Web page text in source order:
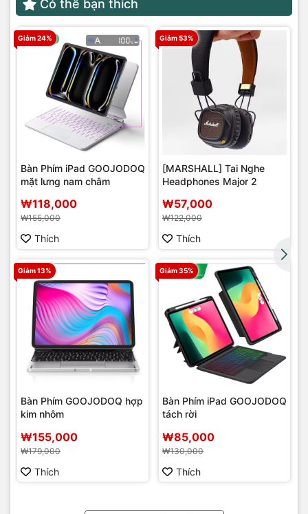
Có thể bạn thích
Giảm 24%
Bàn Phím iPad GOOJODOQ
mặt lưng nam châm
₩118,000
₩155,000
Thích
Giảm 53%
[MARSHALL] Tai Nghe
Headphones Major 2
₩57,000
₩122,000
Thích
Giảm 13%
Bàn Phím GOOJODOQ hợp
kim nhôm
₩155,000
₩179,000
Thích
Giảm 35%
Bàn Phím iPad GOOJODOQ
tách rời
₩85,000
₩130,000
Thích